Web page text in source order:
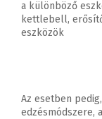
a különböző
kettlebell,
eszközök
Az esetben
edzésmódszere,